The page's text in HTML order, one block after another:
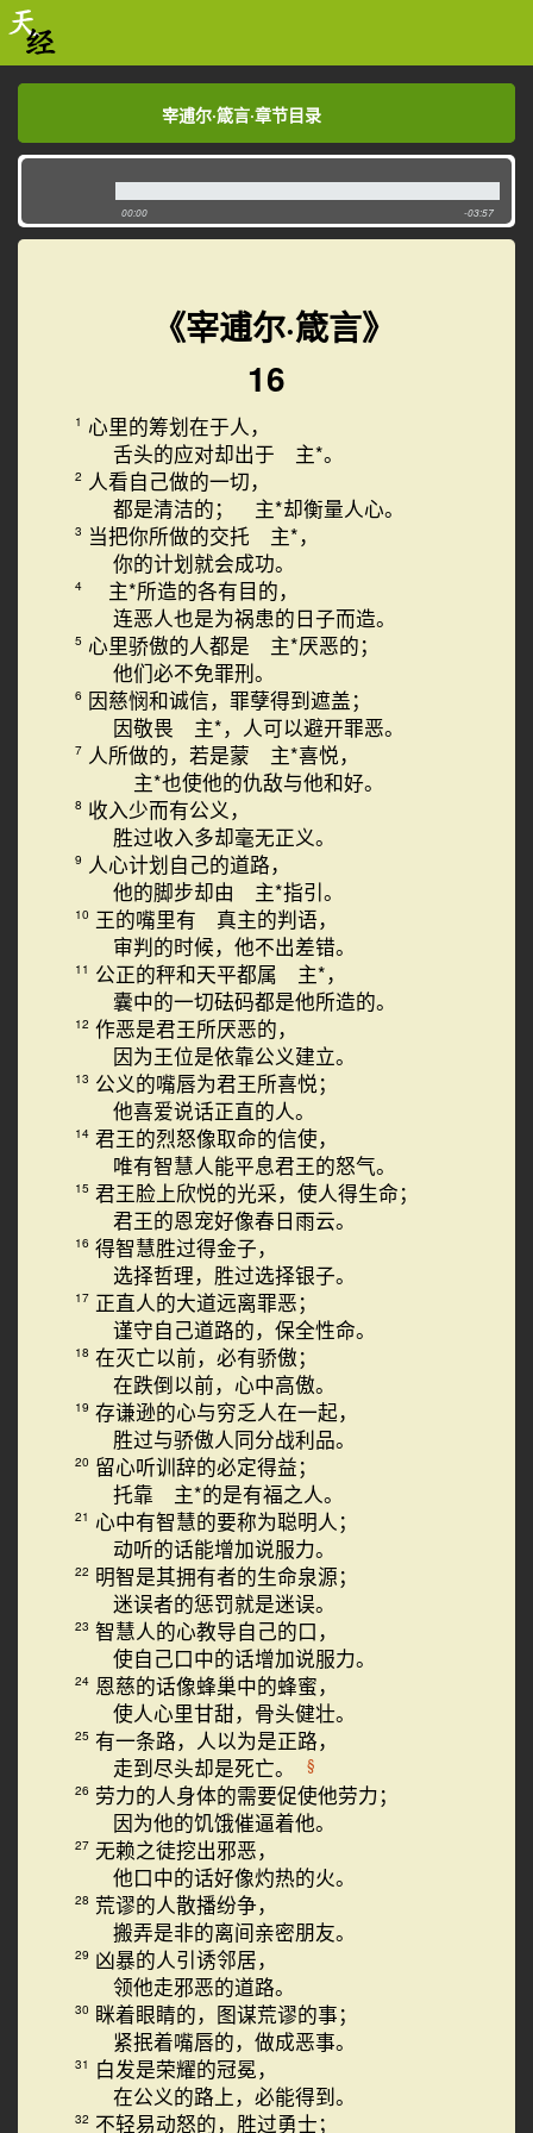
宰逋尔·箴言·章节目录
宰逋尔·箴言·章节目录
00:00 -03:57
《宰逋尔·箴言》
16
1 心里的筹划在于人，
舌头的应对却出于 主*。
2 人看自己做的一切，
都是清洁的； 主*却衡量人心。
3 当把你所做的交托 主*，
你的计划就会成功。
4
主*所造的各有目的，
连恶人也是为祸患的日子而造。
5 心里骄傲的人都是 主*厌恶的；
他们必不免罪刑。
6 因慈悯和诚信，罪孽得到遮盖；
因敬畏 主*，人可以避开罪恶。
7 人所做的，若是蒙 主*喜悦，
主*也使他的仇敌与他和好。
8 收入少而有公义，
胜过收入多却毫无正义。
9 人心计划自己的道路，
他的脚步却由 主*指引。
10 王的嘴里有 真主的判语，
审判的时候，他不出差错。
11 公正的秤和天平都属 主*，
囊中的一切砝码都是他所造的。
12 作恶是君王所厌恶的，
因为王位是依靠公义建立。
13 公义的嘴唇为君王所喜悦；
他喜爱说话正直的人。
14 君王的烈怒像取命的信使，
唯有智慧人能平息君王的怒气。
15 君王脸上欣悦的光采，使人得生命；
君王的恩宠好像春日雨云。
16 得智慧胜过得金子，
选择哲理，胜过选择银子。
17 正直人的大道远离罪恶；
谨守自己道路的，保全性命。
18 在灭亡以前，必有骄傲；
在跌倒以前，心中高傲。
19 存谦逊的心与穷乏人在一起，
胜过与骄傲人同分战利品。
20 留心听训辞的必定得益；
托靠 主*的是有福之人。
21 心中有智慧的要称为聪明人；
动听的话能增加说服力。
22 明智是其拥有者的生命泉源；
迷误者的惩罚就是迷误。
23 智慧人的心教导自己的口，
使自己口中的话增加说服力。
24 恩慈的话像蜂巢中的蜂蜜，
使人心里甘甜，骨头健壮。
25 有一条路，人以为是正路，
走到尽头却是死亡。
§
26 劳力的人身体的需要促使他劳力；
因为他的饥饿催逼着他。
27 无赖之徒挖出邪恶，
他口中的话好像灼热的火。
28 荒谬的人散播纷争，
搬弄是非的离间亲密朋友。
29 凶暴的人引诱邻居，
领他走邪恶的道路。
30 眯着眼睛的，图谋荒谬的事；
紧抿着嘴唇的，做成恶事。
31 白发是荣耀的冠冕，
在公义的路上，必能得到。
32 不轻易动怒的，胜过勇士；